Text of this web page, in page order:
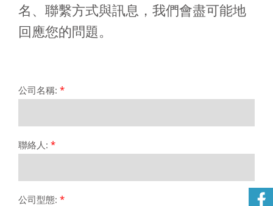
名、聯繫方式與訊息，我們會盡可能地
回應您的問題。
公司名稱: *
聯絡人: *
公司型態: *